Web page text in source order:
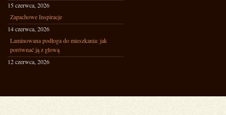
15 czerwca, 2026
Zapachowe Inspiracje
14 czerwca, 2026
Laminowana podłoga do mieszkania: jak
porównać ją z głową
12 czerwca, 2026